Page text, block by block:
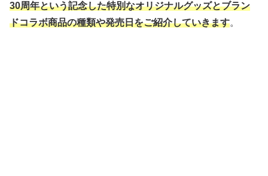
30周年という記念した特別なオリジナルグッズとブラン
ドコラボ商品の種類や発売日をご紹介していきます。